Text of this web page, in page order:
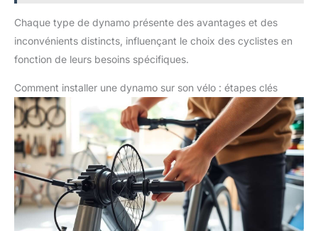
Chaque type de dynamo présente des avantages et des
inconvénients distincts, influençant le choix des cyclistes en
fonction de leurs besoins spécifiques.
Comment installer une dynamo sur son vélo : étapes clés